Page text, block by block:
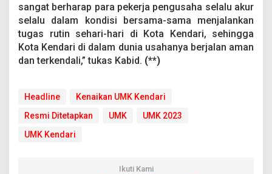
sangat berharap para pekerja pengusaha selalu akur
selalu dalam kondisi bersama-sama menjalankan
tugas rutin sehari-hari di Kota Kendari, sehingga
Kota Kendari di dalam dunia usahanya berjalan aman
dan terkendali,” tukas Kabid. (**)
Headline
Kenaikan UMK Kendari
Resmi Ditetapkan
UMK
UMK 2023
UMK Kendari
Ikuti Kami